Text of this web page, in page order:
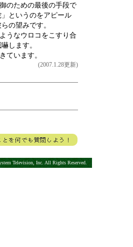
のための最後の手段で
というのをアピール
の望みです。
うなウロコをこすり合
します。
ています。
(2007.1.28更新)
Television, Inc. All Rights Reserved.